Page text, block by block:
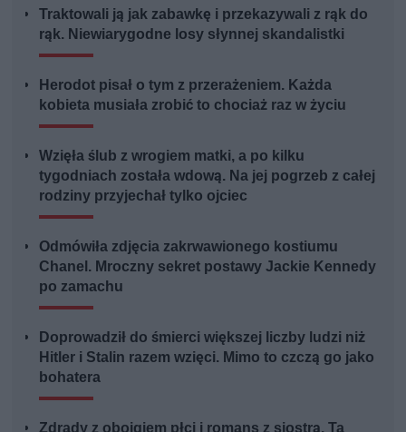
Traktowali ją jak zabawkę i przekazywali z rąk do
rąk. Niewiarygodne losy słynnej skandalistki
Herodot pisał o tym z przerażeniem. Każda
kobieta musiała zrobić to chociaż raz w życiu
Wzięła ślub z wrogiem matki, a po kilku
tygodniach została wdową. Na jej pogrzeb z całej
rodziny przyjechał tylko ojciec
Odmówiła zdjęcia zakrwawionego kostiumu
Chanel. Mroczny sekret postawy Jackie Kennedy
po zamachu
Doprowadził do śmierci większej liczby ludzi niż
Hitler i Stalin razem wzięci. Mimo to czczą go jako
bohatera
Zdrady z obojgiem płci i romans z siostrą. Ta